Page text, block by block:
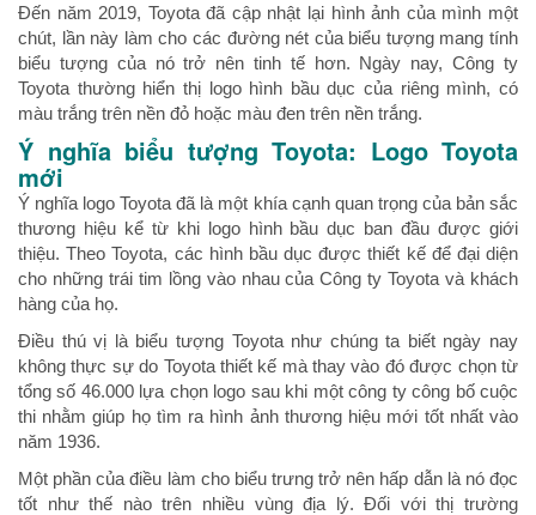
Đến năm 2019, Toyota đã cập nhật lại hình ảnh của mình một
chút, lần này làm cho các đường nét của biểu tượng mang tính
biểu tượng của nó trở nên tinh tế hơn. Ngày nay, Công ty
Toyota thường hiển thị logo hình bầu dục của riêng mình, có
màu trắng trên nền đỏ hoặc màu đen trên nền trắng.
Ý nghĩa biểu tượng Toyota: Logo Toyota
mới
Ý nghĩa logo Toyota đã là một khía cạnh quan trọng của bản sắc
thương hiệu kể từ khi logo hình bầu dục ban đầu được giới
thiệu. Theo Toyota, các hình bầu dục được thiết kế để đại diện
cho những trái tim lồng vào nhau của Công ty Toyota và khách
hàng của họ.
Điều thú vị là biểu tượng Toyota như chúng ta biết ngày nay
không thực sự do Toyota thiết kế mà thay vào đó được chọn từ
tổng số 46.000 lựa chọn logo sau khi một công ty công bố cuộc
thi nhằm giúp họ tìm ra hình ảnh thương hiệu mới tốt nhất vào
năm 1936.
Một phần của điều làm cho biểu trưng trở nên hấp dẫn là nó đọc
tốt như thế nào trên nhiều vùng địa lý. Đối với thị trường